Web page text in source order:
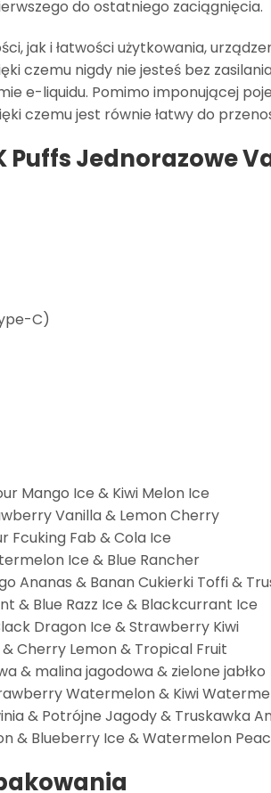
do ostatniego zaciągnięcia.
jak i łatwości użytkowania,
czemu nigdy nie jesteś bez
e-liquidu. Pomimo imponującej
czemu jest równie łatwy do
Puffs Jednorazowe
C)
Mango Ice & Kiwi Melon Ice
Vanilla & Lemon Cherry
Fcuking Fab & Cola Ice
Ice & Blue Rancher
Ananas & Banan Cukierki Toffi &
& Blue Razz Ice & Blackcurrant Ice
Dragon Ice & Strawberry Kiwi
Cherry Lemon & Tropical Fruit
& malina jagodowa & zielone jabłko
Watermelon & Kiwi
& Potrójne Jagody & Truskawka
& Blueberry Ice & Watermelon